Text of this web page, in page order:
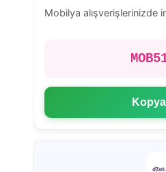
Mobilya alışverişlerinizde